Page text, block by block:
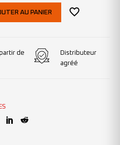
AU PANIER
de
Distributeur
agréé